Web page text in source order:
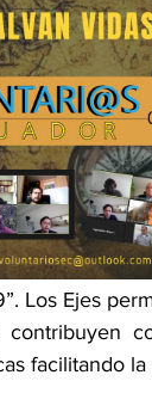
Los Ejes
facilitando